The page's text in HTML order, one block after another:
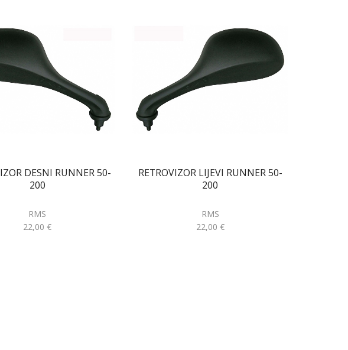
DESNI RUNNER 50-
200
RMS
22,00€
RETROVIZOR LIJEVI RUNNER 50-
200
RMS
22,00 €